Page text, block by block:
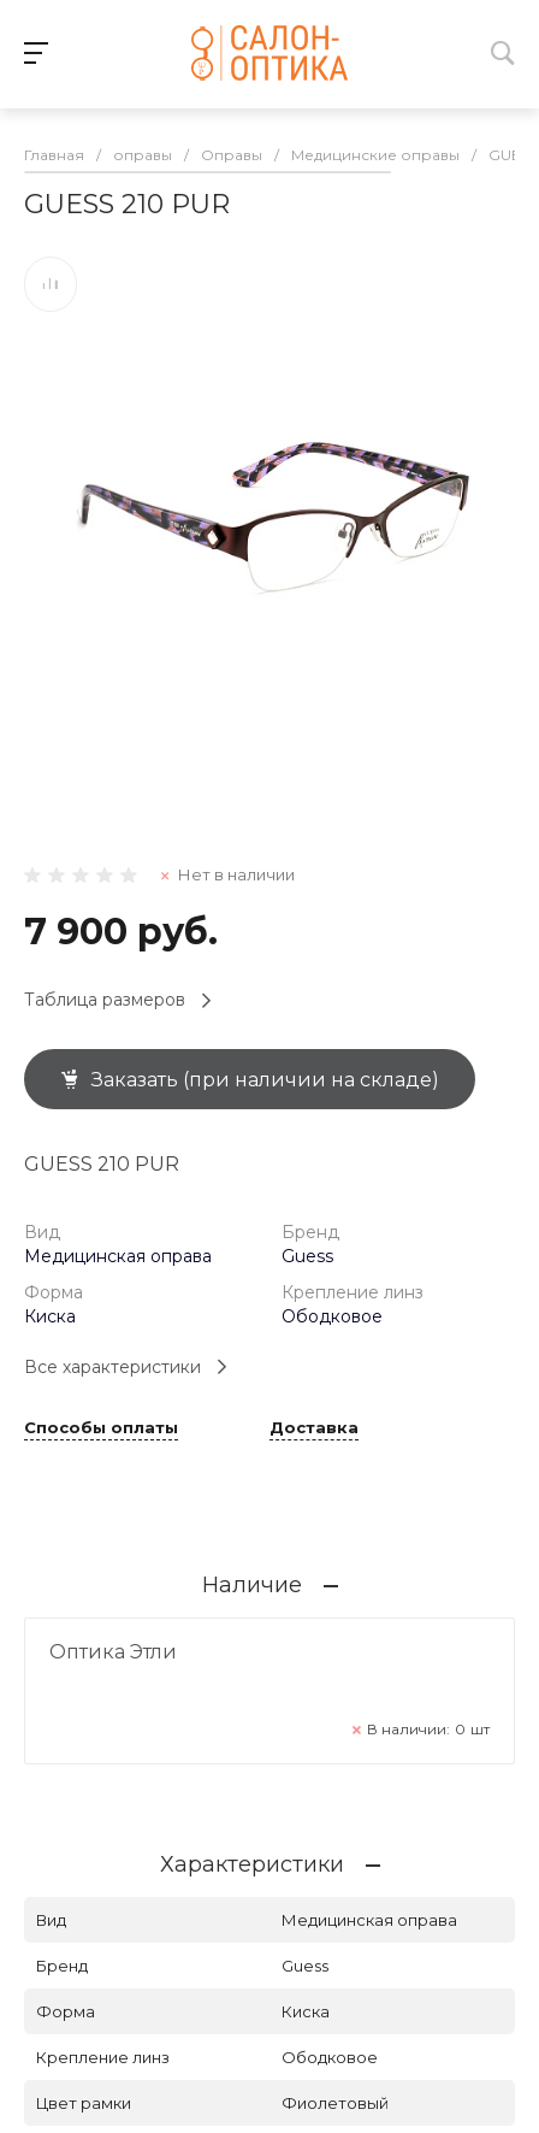
Главная / оправы / Оправы / Медицинские оправы / GUESS
GUESS 210 PUR
Нет в наличии
7 900 руб.
Таблица размеров
Заказать (при наличии на складе)
GUESS 210 PUR
Вид
Медицинская оправа
Бренд
Guess
Форма
Киска
Крепление линз
Ободковое
Все характеристики
Способы оплаты Доставка
Наличие
Оптика Этли
В наличии: 0 шт
Характеристики
Вид Медицинская оправа
Бренд Guess
Форма Киска
Крепление линз Ободковое
Цвет рамки Фиолетовый